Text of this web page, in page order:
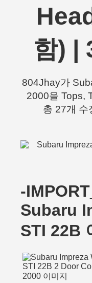
함) |
804Jhay가
2000을 Tops,
총 27개 수
-
Subaru
STI 22B